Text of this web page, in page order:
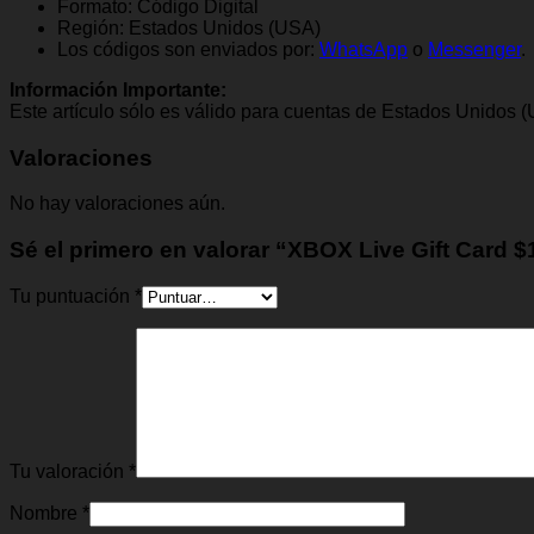
Formato: Código Digital
Región: Estados Unidos (USA)
Los códigos son enviados por: WhatsApp o Messenger.
Información Importante:
Este artículo sólo es válido para cuentas de Estados Unidos
Valoraciones
No hay valoraciones aún.
Sé el primero en valorar “XBOX Live Gift Card
Tu puntuación *
Tu valoración *
Nombre *